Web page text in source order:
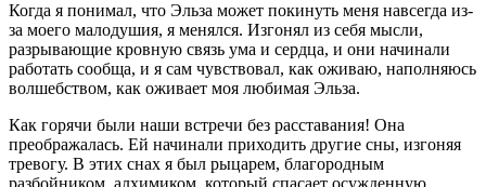
Когда я понимал, что Эльза может покинуть меня навсегда из-
за моего малодушия, я менялся. Изгонял из себя мысли,
разрывающие кровную связь ума и сердца, и они начинали
работать сообща, и я сам чувствовал, как оживаю, наполняюсь
волшебством, как оживает моя любимая Эльза.
Как горячи были наши встречи без расставания! Она
преображалась. Ей начинали приходить другие сны, изгоняя
тревогу. В этих снах я был рыцарем, благородным